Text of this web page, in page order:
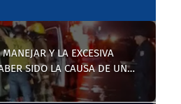
Y LA EXCESIVA
SIDO LA CAUSA DE UN
DE TRÁNSITO